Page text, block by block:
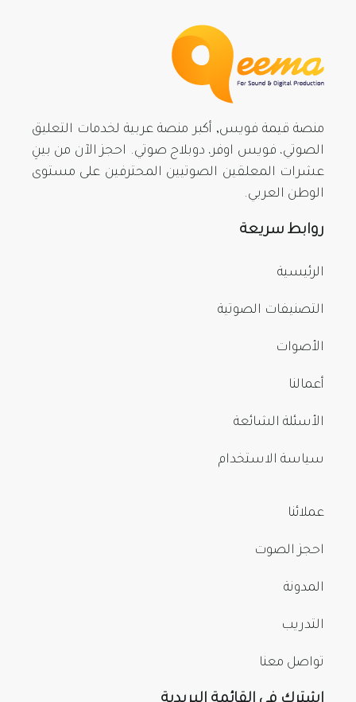
منصة قيمة فويس, أكبر منصة عربية لخدمات التعليق
الصوتي، فويس اوفر، دوبلاج صوتي. احجز الآن من بينِ
عشرات المعلقين الصوتيين المحترفين على مستوى
الوطن العربي.
روابط سريعة
الرئيسية
التصنيفات الصوتية
الأصوات
أعمالنا
الأسئلة الشائعة
سياسة الاستخدام
عملائنا
احجز الصوت
المدونة
التدريب
تواصل معنا